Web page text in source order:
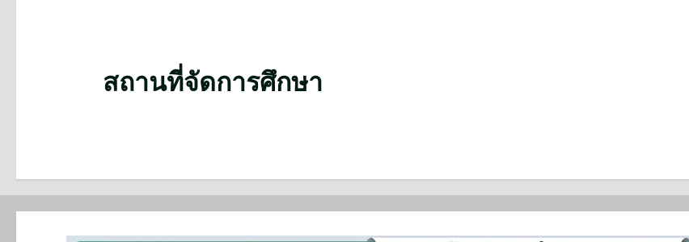
สถานที่จัดการศึกษา